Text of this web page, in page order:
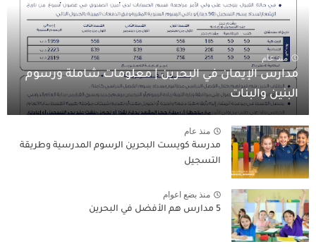
منذ عام
مدارس الإيمان في البحرين | معلومات شاملة ورسوم
البنين والبنات
منذ عام
مدرسة كويست البحرين الرسوم المدرسية وطريقة
التسجيل
منذ بضع اعوام
5 مدارس هم الأفضل في البحرين